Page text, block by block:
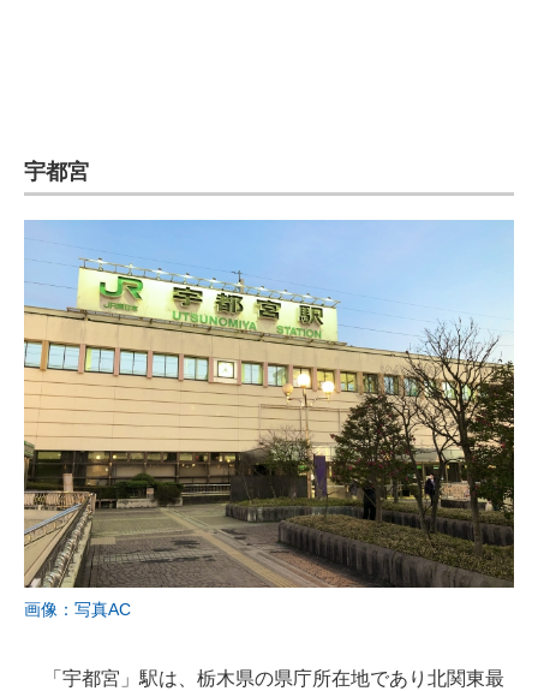
宇都宮
画像：写真AC
「宇都宮」駅は、栃木県の県庁所在地であり北関東最